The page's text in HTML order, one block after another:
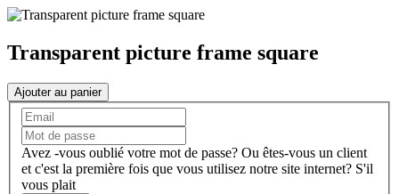
Transparent picture frame square
Ajouter au panier
Avez -vous oublié votre mot de passe? Ou êtes-vous un client
et c'est la première fois que vous utilisez notre site internet? S'il
vous plait